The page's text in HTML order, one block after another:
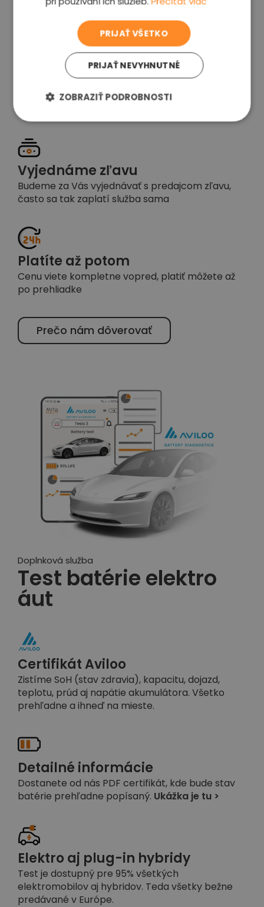
voľba
Garancia spokojnosti
Pokiaľ nebudete s našou prácou spokojní,
Vyjednáme zľavu
Budeme za Vás vyjednávať s predajcom zľavu,
často sa tak zaplatí služba sama
Platíte až potom
Cenu viete kompletne vopred, platiť môžete až
po prehliadke
Prečo nám dôverovať
Doplnková služba
Test batérie elektro
áut
Certifikát Aviloo
Zistíme SoH (stav zdravia), kapacitu, dojazd,
teplotu, prúd aj napätie akumulátora. Všetko
prehľadne a ihneď na mieste.
Detailné informácie
Dostanete od nás PDF certifikát, kde bude stav
batérie prehľadne popísaný. Ukážka je tu >
Elektro aj plug-in hybridy
Test je dostupný pre 95% všetkých
elektromobilov aj hybridov. Teda všetky bežne
predávané v Európe.
PRIJAŤ VŠETKO
PRIJAŤ NEVYHNUTNÉ
ZOBRAZIŤ PODROBNOSTI